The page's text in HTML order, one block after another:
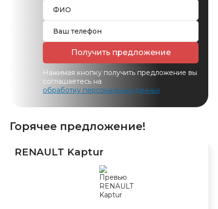
Получить предложение
Нажимая кнопку получить предложение вы
соглашаетесь на
обработку персональных данных
Горячее предложение!
RENAULT Kaptur